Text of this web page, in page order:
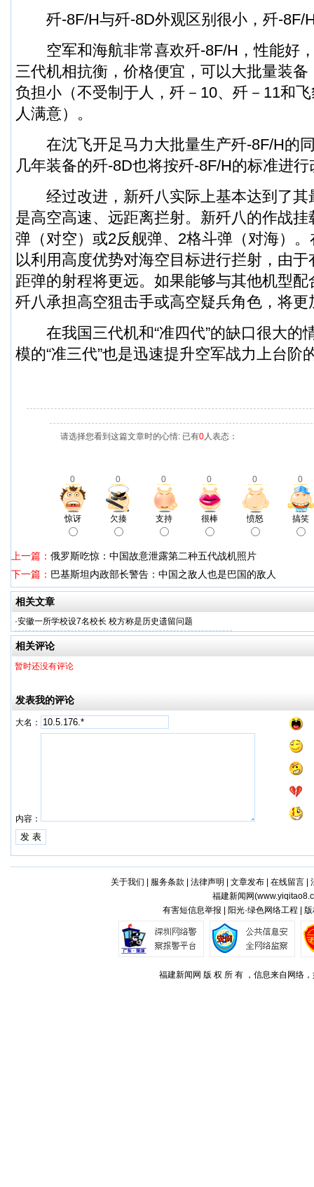
歼-8F/H与歼-8D外观区别很小，歼-8F/
空军和海航非常喜欢歼-8F/H，性能好
三代机相抗衡，价格便宜，可以大批量装
负担小（不受制于人，歼－10、歼－11和
人满意）。
在沈飞开足马力大批量生产歼-8F/H的
几年装备的歼-8D也将按歼-8F/H的标准进行
经过改进，新歼八实际上基本达到了其
是高空高速、远距离拦射。新歼八的作战
弹（对空）或2反舰弹、2格斗弹（对海）
以利用高度优势对海空目标进行拦射，由
距弹的射程将更远。如果能够与其他机型
歼八承担高空狙击手或高空疑兵角色，将更
在我国三代机和“准四代”的缺口很大的
模的“准三代”也是迅速提升空军战力上台阶
请选择您看到这篇文章时的心情: 已有0人表态：
0 0 0 0 0 0
惊讶 欠揍 支持 很棒 愤怒 搞笑
上一篇： 俄罗斯吃惊：中国故意泄露第二种五代战机照片
下一篇： 巴基斯坦内政部长警告：中国之敌人也是巴国的敌人
相关文章
·安徽一所学校设7名校长 校方称是历史遗留问题
相关评论
暂时还没有评论
发表我的评论
大名：
内容：
关于我们 服务条款 法律声明 文章发布| 在线留言|
福建新闻网(
有害短信息举报 | 阳光·绿色网络工程 |
福建新闻网 版 权 所 有 ，信息来自网络